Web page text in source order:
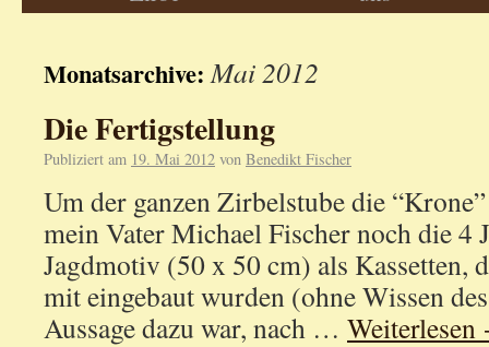
Monatsarchive:Mai 2012
Die Fertigstellung
Publiziert am 19. Mai 2012 von Benedikt Fischer
Um der ganzen Zirbelstube die
mein Vater Michael Fischer noch die 4
Jagdmotiv (50 x 50 cm) als Kassetten,
mit eingebaut wurden (ohne Wissen
Aussage dazu war, nach … Weiterlesen